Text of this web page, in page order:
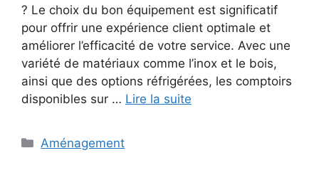
? Le choix du bon équipement est significatif
pour offrir une expérience client optimale et
améliorer l’efficacité de votre service. Avec une
variété de matériaux comme l’inox et le bois,
ainsi que des options réfrigérées, les comptoirs
disponibles sur … Lire la suite
Catégories
Aménagement